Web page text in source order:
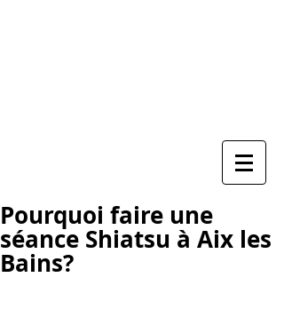
Pourquoi faire une
séance Shiatsu à Aix les
Bains?